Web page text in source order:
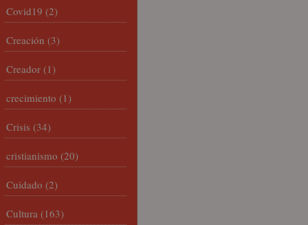
Covid19 (2)
Creación (3)
Creador (1)
crecimiento (1)
Crisis (34)
cristianismo (20)
Cuidado (2)
Cultura (163)